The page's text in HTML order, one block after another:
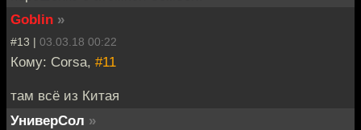
Goblin »
#13 | 03.03.18 00:22
Кому: Corsa, #11
там всё из Китая
УниверСол »